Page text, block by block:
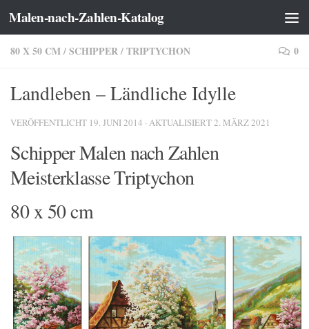
Zum Inhalt springen
Malen-nach-Zahlen-Katalog
80 X 50 CM/SCHIPPER/TRIPTYCHON 0
Landleben – Ländliche Idylle
VERÖFFENTLICHT 19. JUNI 2014 · AKTUALISIERT2. MÄRZ 2021
Schipper Malen nach Zahlen
Meisterklasse Triptychon
80 x 50 cm